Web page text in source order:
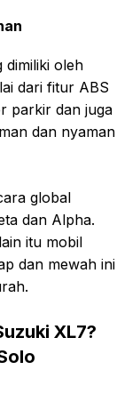
dimiliki oleh
dari fitur ABS
parkir dan juga
dan nyaman
global
dan Alpha.
itu mobil
dan mewah ini
XL7?